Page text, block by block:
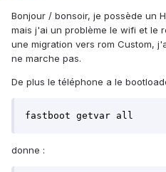
Bonjour / bonsoir, je possède un
mais j'ai un problème le wifi et le
une migration vers rom Custom,
ne marche pas.
De plus le téléphone a le
fastboot getvar all
donne :